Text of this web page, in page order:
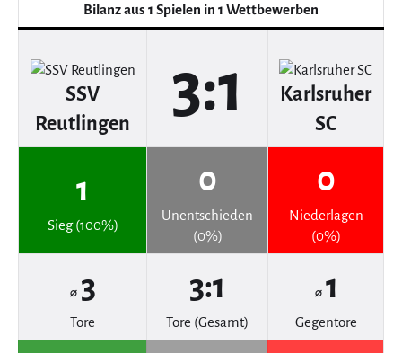
Bilanz aus 1 Spielen in 1 Wettbewerben
SSV
Reutlingen
3:1
Karlsruher
SC
1
Sieg (100%)
0
Unentschieden
(0%)
0
Niederlagen
(0%)
⌀ 3
Tore
3:1
Tore (Gesamt)
⌀ 1
Gegentore